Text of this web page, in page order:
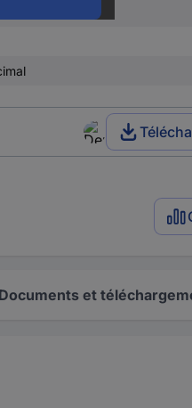
Documents et